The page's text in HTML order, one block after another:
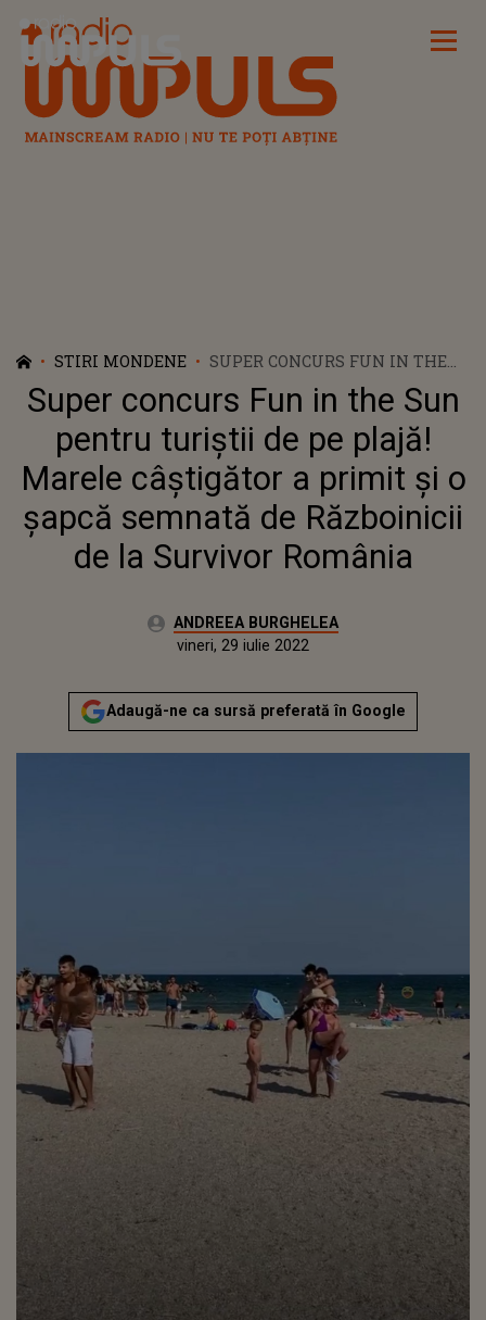
Radio Impuls
STIRI MONDENE
SUPER CONCURS FUN IN THE
SUN PENTRU TURIŞTII DE PE
PLAJĂ! MARELE CÂŞTIGĂTOR A
PRIMIT ŞI O ŞAPCĂ SEMNATĂ
DE RĂZBOINICII DE LA
SURVIVOR ROMÂNIA
Super concurs Fun in the Sun
pentru turiştii de pe plajă!
Marele câştigător a primit şi o
şapcă semnată de Războinicii
de la Survivor România
Autor:ANDREEA BURGHELEA
Actualizat:
vineri, 29 iulie 2022
Adaugă-ne ca sursă preferată în Google